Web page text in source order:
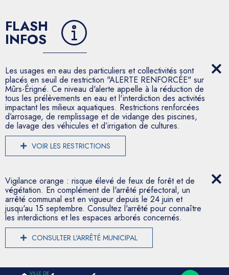
FLASH
INFOS
Les usages en eau des particuliers et collectivités sont
placés en seuil de restriction "ALERTE RENFORCÉE" sur
Mûrs-Érigné. Ce niveau d'alerte appelle à la réduction de
tous les prélèvements en eau et l'interdiction des activités
impactant les milieux aquatiques. Restrictions renforcées
d’arrosage, de remplissage et de vidange des piscines,
de lavage des véhicules et d’irrigation de cultures.
VOIR LES RESTRICTIONS
Vigilance orange : risque élevé de feux de forêt et de
végétation. En complément de l'arrêté préfectoral, un
arrêté communal est en vigueur depuis le 24 juin et
jusqu'au 15 septembre. Consultez l'arrêté pour connaître
les interdictions et les espaces arborés concernés.
CONSULTER L'ARRÊTÉ MUNICIPAL